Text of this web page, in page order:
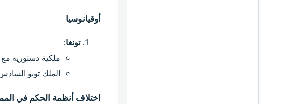
أوقيانوسيا​
تونغا:
ملكية دستورية
الملك توبو
اختلاف أنظمة الحكم في